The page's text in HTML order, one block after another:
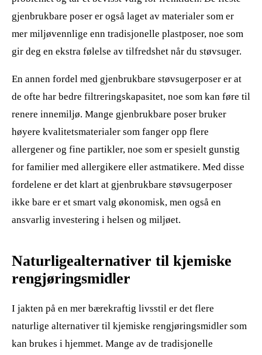
gjenbrukbare poser er også laget av materialer som er
mer miljøvennlige enn tradisjonelle plastposer, noe som
gir deg en ekstra følelse av tilfredshet når du støvsuger.
En annen fordel med gjenbrukbare støvsugerposer er at
de ofte har bedre filtreringskapasitet, noe som kan føre til
renere innemiljø. Mange gjenbrukbare poser bruker
høyere kvalitetsmaterialer som fanger opp flere
allergener og fine partikler, noe som er spesielt gunstig
for familier med allergikere eller astmatikere. Med disse
fordelene er det klart at gjenbrukbare støvsugerposer
ikke bare er et smart valg økonomisk, men også en
ansvarlig investering i helsen og miljøet.
Naturligealternativer til kjemiske
rengjøringsmidler
I jakten på en mer bærekraftig livsstil er det flere
naturlige alternativer til kjemiske rengjøringsmidler som
kan brukes i hjemmet. Mange av de tradisjonelle